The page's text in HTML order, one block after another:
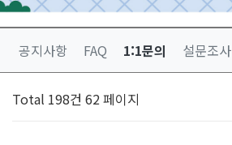
공지사항 FAQ 1:1문의 설문조사
Total 198건 62 페이지